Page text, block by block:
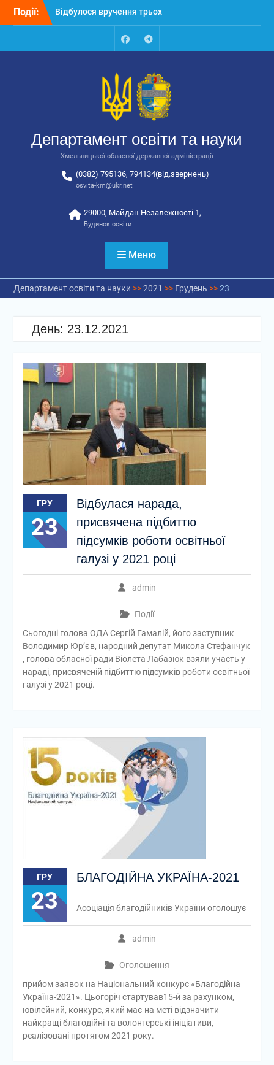
Перейти
Події:
Відбулося засідання
освіти та науки обласної
відповідальних за
національно-патріотичне
FacebookTalegram
Департамент освіти та науки
Хмельницької обласної державної адміністрації
(0382) 795136, 794134(від.звернень)
osvita-km@ukr.net
29000, Майдан Незалежності 1,
Будинок освіти
Меню
Департамент освіти та науки >>2021 >> Грудень >>23
День: 23.12.2021
ГРУ
23
Відбулася нарада,
присвячена підбиттю
підсумків роботи освітньої
галузі у 2021 році
admin
Події
Сьогодні голова ОДА Сергій Гамалій, його заступник
Володимир Юр’єв, народний депутат Микола Стефанчук
, голова обласної ради Віолета Лабазюк взяли участь у
нараді, присвяченій підбиттю підсумків роботи освітньої
галузі у 2021 році.
ГРУ
23
БЛАГОДІЙНА УКРАЇНА-2021
admin
Оголошення
Асоціація благодійників України оголошує
прийом заявок на Національний конкурс «Благодійна
Україна-2021». Цьогоріч стартував15-й за рахунком,
ювілейний, конкурс, який має на меті відзначити
найкращі благодійні та волонтерські ініціативи,
реалізовані протягом 2021 року.